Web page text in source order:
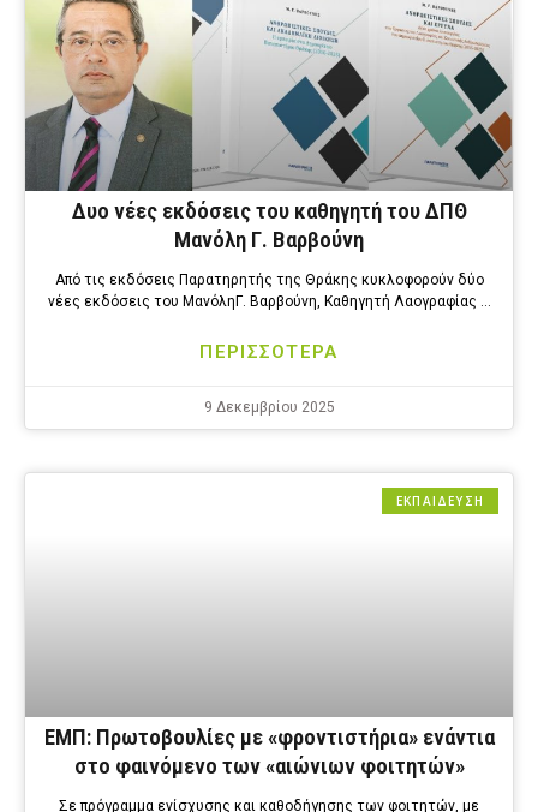
Δυο νέες εκδόσεις του καθηγητή του ΔΠΘ
Μανόλη Γ. Βαρβούνη
Από τις εκδόσεις Παρατηρητής της Θράκης κυκλοφορούν δύο
νέες εκδόσεις του ΜανόληΓ. Βαρβούνη, Καθηγητή Λαογραφίας …
ΠΕΡΙΣΣΟΤΕΡΑ
9 Δεκεμβρίου 2025
ΕΚΠΑΙΔΕΥΣΗ
ΕΜΠ: Πρωτοβουλίες με «φροντιστήρια» ενάντια
στο φαινόμενο των «αιώνιων φοιτητών»
Σε πρόγραμμα ενίσχυσης και καθοδήγησης των φοιτητών, με